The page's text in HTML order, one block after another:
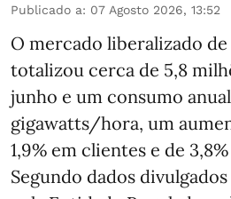
Publicado a: 07 Agosto 2026, 13:52
O mercado liberalizado
totalizou cerca de 5,8
junho e um consumo
gigawatts/hora, um
1,9% em clientes e de
Segundo dados